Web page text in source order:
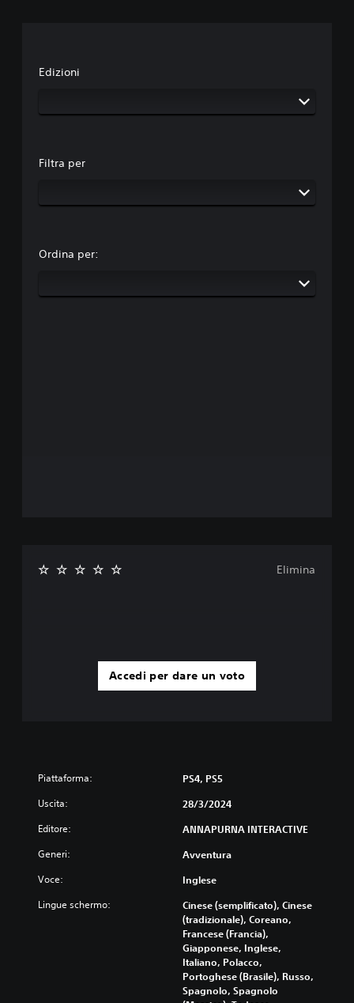
Edizioni
Filtra per
Ordina per:
Accedi per dare un voto
Elimina
Piattaforma: PS4, PS5
Uscita: 28/3/2024
Editore: ANNAPURNA INTERACTIVE
Generi: Avventura
Voce: Inglese
Lingue schermo:
Cinese (semplificato), Cinese
(tradizionale), Coreano,
Francese (Francia),
Giapponese, Inglese,
Italiano, Polacco,
Portoghese (Brasile), Russo,
Spagnolo, Spagnolo